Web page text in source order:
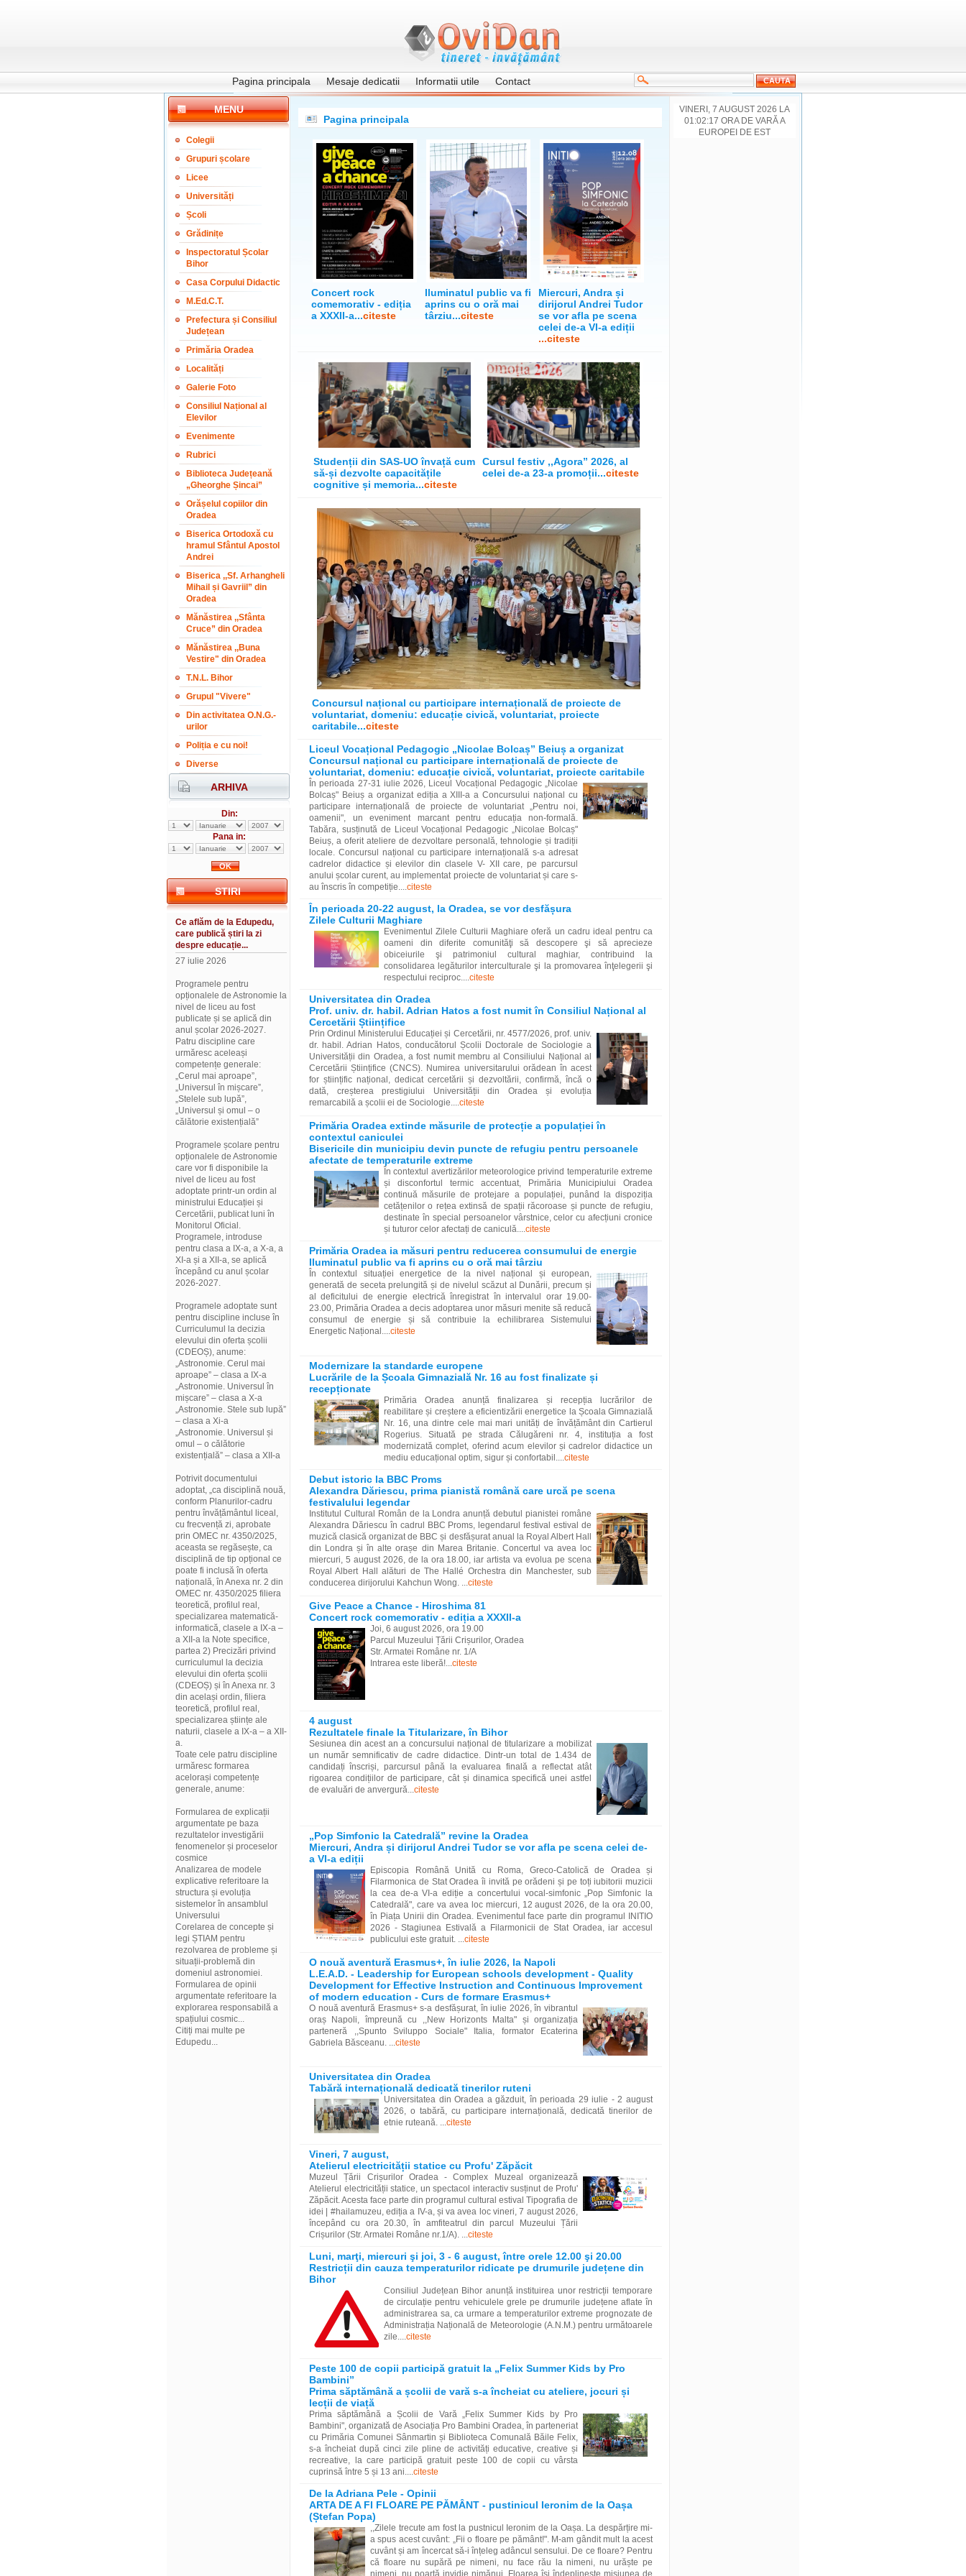
Pagina principala Mesaje dedicatii Informatii utile Contact
MENU
Colegii
Grupuri școlare
Licee
Universități
Școli
Grădinițe
Inspectoratul Școlar
Bihor
Casa Corpului Didactic
M.Ed.C.T.
Prefectura și Consiliul
Județean
Primăria Oradea
Localități
Galerie Foto
Consiliul Național al
Elevilor
Evenimente
Rubrici
Biblioteca Județeană
„Gheorghe Șincai”
Orășelul copiilor din
Oradea
Biserica Ortodoxă cu
hramul Sfântul Apostol
Andrei
Biserica ,,Sf. Arhangheli
Mihail și Gavriil” din
Oradea
Mănăstirea ,,Sfânta
Cruce” din Oradea
Mănăstirea ,,Buna
Vestire" din Oradea
T.N.L. Bihor
Grupul "Vivere"
Din activitatea O.N.G.-
urilor
Poliția e cu noi!
Diverse
ARHIVA
Din:
Pana in:
STIRI
Ce aflăm de la Edupedu,
care publică știri la zi
despre educație...
27 iulie 2026
Programele pentru
opționalele de Astronomie la
nivel de liceu au fost
publicate și se aplică din
anul școlar 2026-2027.
Patru discipline care
urmăresc aceleași
competențe generale:
„Cerul mai aproape”,
„Universul în mișcare”,
„Stelele sub lupă”,
„Universul și omul – o
călătorie existențială”
Programele școlare pentru
opționalele de Astronomie
care vor fi disponibile la
nivel de liceu au fost
adoptate printr-un ordin al
ministrului Educației și
Cercetării, publicat luni în
Monitorul Oficial.
Programele, introduse
pentru clasa a IX-a, a X-a, a
XI-a și a XII-a, se aplică
începând cu anul școlar
2026-2027.
Programele adoptate sunt
pentru discipline incluse în
Curriculumul la decizia
elevului din oferta școlii
(CDEOȘ), anume:
„Astronomie. Cerul mai
aproape” – clasa a IX-a
„Astronomie. Universul în
mișcare” – clasa a X-a
„Astronomie. Stele sub lupă”
– clasa a Xi-a
„Astronomie. Universul și
omul – o călătorie
existențială” – clasa a XII-a
Potrivit documentului
adoptat, „ca disciplină nouă,
conform Planurilor-cadru
pentru învățământul liceal,
cu frecvență zi, aprobate
prin OMEC nr. 4350/2025,
aceasta se regăsește, ca
disciplină de tip opțional ce
poate fi inclusă în oferta
națională, în Anexa nr. 2 din
OMEC nr. 4350/2025 filiera
teoretică, profilul real,
specializarea matematică-
informatică, clasele a IX-a –
a XII-a la Note specifice,
partea 2) Precizări privind
curriculumul la decizia
elevului din oferta școlii
(CDEOȘ) și în Anexa nr. 3
din același ordin, filiera
teoretică, profilul real,
specializarea științe ale
naturii, clasele a IX-a – a XII-
a.
Toate cele patru discipline
urmăresc formarea
acelorași competențe
generale, anume:
Formularea de explicații
argumentate pe baza
rezultatelor investigării
fenomenelor și proceselor
cosmice
Analizarea de modele
explicative referitoare la
structura și evoluția
sistemelor în ansamblul
Universului
Corelarea de concepte și
legi ȘTIAM pentru
rezolvarea de probleme și
situații-problemă din
domeniul astronomiei.
Formularea de opinii
argumentate referitoare la
explorarea responsabilă a
spațiului cosmic...
Citiți mai multe pe
Edupedu...
Pagina principala
Concert rock
comemorativ - ediția
a XXXII-a...citeste
Iluminatul public va fi
aprins cu o oră mai
târziu...citeste
Miercuri, Andra și
dirijorul Andrei Tudor
se vor afla pe scena
celei de-a VI-a ediții
...citeste
Studenții din SAS-UO învață cum
să-și dezvolte capacitățile
cognitive și memoria...citeste
Cursul festiv ,,Agora” 2026, al
celei de-a 23-a promoții...citeste
Concursul național cu participare internațională de proiecte de
voluntariat, domeniu: educație civică, voluntariat, proiecte
caritabile...citeste
Liceul Vocațional Pedagogic „Nicolae Bolcaș” Beiuș a organizat
Concursul național cu participare internațională de proiecte de
voluntariat, domeniu: educație civică, voluntariat, proiecte caritabile
În perioada 27-31 iulie 2026, Liceul Vocațional Pedagogic „Nicolae
Bolcaș" Beiuș a organizat ediția a XIII-a a Concursului național cu
participare internațională de proiecte de voluntariat „Pentru noi,
oamenii", un eveniment marcant pentru educația non-formală.
Tabăra, susținută de Liceul Vocațional Pedagogic „Nicolae Bolcaș"
Beiuș, a oferit ateliere de dezvoltare personală, tehnologie și tradiții
locale. Concursul național cu participare internațională s-a adresat
cadrelor didactice și elevilor din clasele V- XII care, pe parcursul
anului școlar curent, au implementat proiecte de voluntariat și care s-
au înscris în competiție....citeste
În perioada 20-22 august, la Oradea, se vor desfășura
Zilele Culturii Maghiare
Evenimentul Zilele Culturii Maghiare oferă un cadru ideal pentru ca
oameni din diferite comunităţi să descopere şi să aprecieze
obiceiurile şi patrimoniul cultural maghiar, contribuind la
consolidarea legăturilor interculturale şi la promovarea înţelegerii şi
respectului reciproc....citeste
Universitatea din Oradea
Prof. univ. dr. habil. Adrian Hatos a fost numit în Consiliul Național al
Cercetării Științifice
Prin Ordinul Ministerului Educației și Cercetării, nr. 4577/2026, prof. univ.
dr. habil. Adrian Hatos, conducătorul Școlii Doctorale de Sociologie a
Universității din Oradea, a fost numit membru al Consiliului Național al
Cercetării Științifice (CNCS). Numirea universitarului orădean în acest
for științific național, dedicat cercetării și dezvoltării, confirmă, încă o
dată, creșterea prestigiului Universității din Oradea și evoluția
remarcabilă a școlii ei de Sociologie....citeste
Primăria Oradea extinde măsurile de protecție a populației în
contextul caniculei
Bisericile din municipiu devin puncte de refugiu pentru persoanele
afectate de temperaturile extreme
În contextul avertizărilor meteorologice privind temperaturile extreme
și disconfortul termic accentuat, Primăria Municipiului Oradea
continuă măsurile de protejare a populației, punând la dispoziția
cetățenilor o rețea extinsă de spații răcoroase și puncte de refugiu,
destinate în special persoanelor vârstnice, celor cu afecțiuni cronice
și tuturor celor afectați de caniculă....citeste
Primăria Oradea ia măsuri pentru reducerea consumului de energie
Iluminatul public va fi aprins cu o oră mai târziu
În contextul situației energetice de la nivel național și european,
generată de seceta prelungită și de nivelul scăzut al Dunării, precum și
al deficitului de energie electrică înregistrat în intervalul orar 19.00-
23.00, Primăria Oradea a decis adoptarea unor măsuri menite să reducă
consumul de energie și să contribuie la echilibrarea Sistemului
Energetic Național....citeste
Modernizare la standarde europene
Lucrările de la Școala Gimnazială Nr. 16 au fost finalizate și
recepționate
Primăria Oradea anunță finalizarea și recepția lucrărilor de
reabilitare și creștere a eficientizării energetice la Școala Gimnazială
Nr. 16, una dintre cele mai mari unități de învățământ din Cartierul
Rogerius. Situată pe strada Călugăreni nr. 4, instituția a fost
modernizată complet, oferind acum elevilor și cadrelor didactice un
mediu educațional optim, sigur și confortabil....citeste
Debut istoric la BBC Proms
Alexandra Dăriescu, prima pianistă română care urcă pe scena
festivalului legendar
Institutul Cultural Român de la Londra anunță debutul pianistei române
Alexandra Dăriescu în cadrul BBC Proms, legendarul festival estival de
muzică clasică organizat de BBC și desfășurat anual la Royal Albert Hall
din Londra și în alte orașe din Marea Britanie. Concertul va avea loc
miercuri, 5 august 2026, de la ora 18.00, iar artista va evolua pe scena
Royal Albert Hall alături de The Hallé Orchestra din Manchester, sub
conducerea dirijorului Kahchun Wong. ...citeste
Give Peace a Chance - Hiroshima 81
Concert rock comemorativ - ediția a XXXII-a
Joi, 6 august 2026, ora 19.00
Parcul Muzeului Țării Crișurilor, Oradea
Str. Armatei Române nr. 1/A
Intrarea este liberă!...citeste
4 august
Rezultatele finale la Titularizare, în Bihor
Sesiunea din acest an a concursului național de titularizare a mobilizat
un număr semnificativ de cadre didactice. Dintr-un total de 1.434 de
candidați înscriși, parcursul până la evaluarea finală a reflectat atât
rigoarea condițiilor de participare, cât și dinamica specifică unei astfel
de evaluări de anvergură...citeste
„Pop Simfonic la Catedrală” revine la Oradea
Miercuri, Andra și dirijorul Andrei Tudor se vor afla pe scena celei de-
a VI-a ediții
Episcopia Română Unită cu Roma, Greco-Catolică de Oradea și
Filarmonica de Stat Oradea îi invită pe orădeni și pe toți iubitorii muzicii
la cea de-a VI-a ediție a concertului vocal-simfonic „Pop Simfonic la
Catedrală", care va avea loc miercuri, 12 august 2026, de la ora 20.00,
în Piața Unirii din Oradea. Evenimentul face parte din programul INITIO
2026 - Stagiunea Estivală a Filarmonicii de Stat Oradea, iar accesul
publicului este gratuit. ...citeste
O nouă aventură Erasmus+, în iulie 2026, la Napoli
L.E.A.D. - Leadership for European schools development - Quality
Development for Effective Instruction and Continuous Improvement
of modern education - Curs de formare Erasmus+
O nouă aventură Erasmus+ s-a desfășurat, în iulie 2026, în vibrantul
oraș Napoli, împreună cu ,,New Horizonts Malta" și organizația
parteneră ,,Spunto Sviluppo Sociale" Italia, formator Ecaterina
Gabriela Băsceanu. ...citeste
Universitatea din Oradea
Tabără internațională dedicată tinerilor ruteni
Universitatea din Oradea a găzduit, în perioada 29 iulie - 2 august
2026, o tabără, cu participare internațională, dedicată tinerilor de
etnie ruteană. ...citeste
Vineri, 7 august,
Atelierul electricității statice cu Profu' Zăpăcit
Muzeul Țării Crișurilor Oradea - Complex Muzeal organizează
Atelierul electricității statice, un spectacol interactiv susținut de Profu'
Zăpăcit. Acesta face parte din programul cultural estival Tipografia de
idei | #hailamuzeu, ediția a IV-a, și va avea loc vineri, 7 august 2026,
începând cu ora 20.30, în amfiteatrul din parcul Muzeului Țării
Crișurilor (Str. Armatei Române nr.1/A). ...citeste
Luni, marţi, miercuri şi joi, 3 - 6 august, între orele 12.00 şi 20.00
Restricții din cauza temperaturilor ridicate pe drumurile județene din
Bihor
Consiliul Județean Bihor anunță instituirea unor restricții temporare
de circulație pentru vehiculele grele pe drumurile județene aflate în
administrarea sa, ca urmare a temperaturilor extreme prognozate de
Administrația Națională de Meteorologie (A.N.M.) pentru următoarele
zile....citeste
Peste 100 de copii participă gratuit la „Felix Summer Kids by Pro
Bambini”
Prima săptămână a școlii de vară s-a încheiat cu ateliere, jocuri și
lecții de viață
Prima săptămână a Școlii de Vară „Felix Summer Kids by Pro
Bambini", organizată de Asociația Pro Bambini Oradea, în parteneriat
cu Primăria Comunei Sânmartin și Biblioteca Comunală Băile Felix,
s-a încheiat după cinci zile pline de activități educative, creative și
recreative, la care participă gratuit peste 100 de copii cu vârsta
cuprinsă între 5 și 13 ani....citeste
De la Adriana Pele - Opinii
ARTA DE A FI FLOARE PE PĂMÂNT - pustinicul Ieronim de la Oașa
(Ștefan Popa)
,,Zilele trecute am fost la pustnicul Ieronim de la Oașa. La despărțire mi-
a spus acest cuvânt: „Fii o floare pe pământ!". M-am gândit mult la acest
cuvânt și am încercat să-i înțeleg adâncul sensului. De ce floare? Pentru
că floare nu supără pe nimeni, nu face rău la nimeni, nu urăște pe
nimeni, nu poartă invidie nimănui. Floarea își îndeplinește misiunea de
VINERI, 7 AUGUST 2026 LA
01:02:17 ORA DE VARĂ A
EUROPEI DE EST